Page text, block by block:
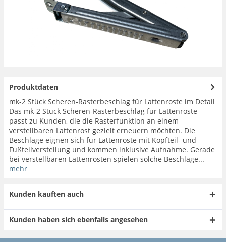
Produktdaten
mk-2 Stück Scheren-Rasterbeschlag für Lattenroste im Detail
Das mk-2 Stück Scheren-Rasterbeschlag für Lattenroste
passt zu Kunden, die die Rasterfunktion an einem
verstellbaren Lattenrost gezielt erneuern möchten. Die
Beschläge eignen sich für Lattenroste mit Kopfteil- und
Fußteilverstellung und kommen inklusive Aufnahme. Gerade
bei verstellbaren Lattenrosten spielen solche Beschläge...
mehr
Kunden kauften auch
Kunden haben sich ebenfalls angesehen